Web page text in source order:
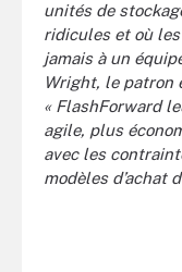
unités de
ridicules et où
jamais à un
Wright, le patron
« FlashForward
agile, plus
avec les
modèles d’achat